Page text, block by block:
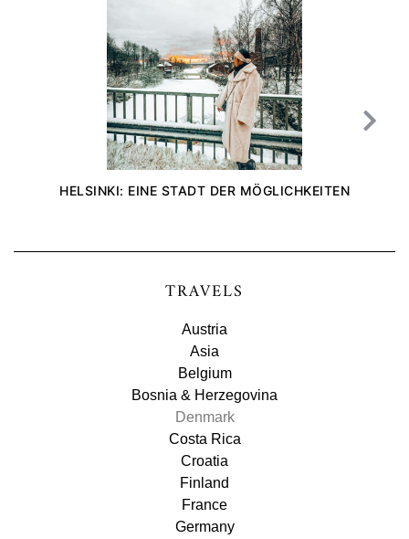
HELSINKI: EINE STADT DER MÖGLICHKEITEN
TRAVELS
Austria
Asia
Belgium
Bosnia & Herzegovina
Denmark
Costa Rica
Croatia
Finland
France
Germany